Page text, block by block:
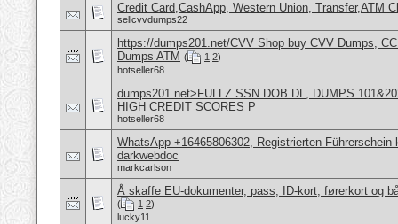
Credit Card,CashApp, Western Union, Transfer,ATM
sellcvvdumps22
https://dumps201.net/CVV Shop buy CVV Dumps,
Dumps ATM ( 1 2)
hotseller68
dumps201.net>FULLZ SSN DOB DL, DUMPS
HIGH CREDIT SCORES P
hotseller68
WhatsApp +16465806302, Registrierten
darkwebdoc
markcarlson
Å skaffe EU-dokumenter, pass, ID-kort, førerkort og
( 1 2)
lucky11